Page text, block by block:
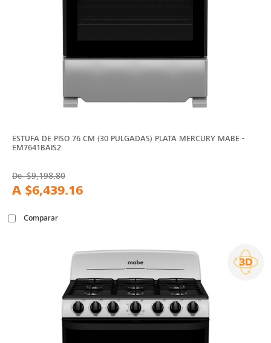
ESTUFA DE PISO 76 CM (30 PULGADAS) PLATA MERCURY MABE -
EM7641BAIS2
De$9,198.80
A $6,439.16
Comparar